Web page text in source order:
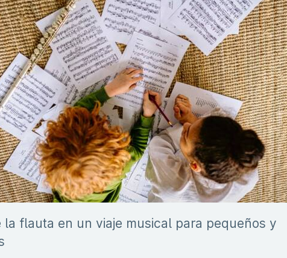
la flauta en un viaje musical para pequeños y